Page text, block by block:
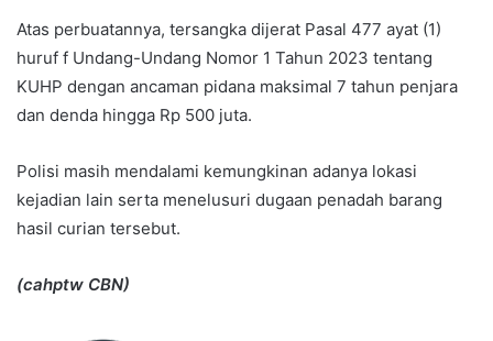
Atas perbuatannya, tersangka dijerat Pasal 477 ayat (1)
huruf f Undang-Undang Nomor 1 Tahun 2023 tentang
KUHP dengan ancaman pidana maksimal 7 tahun penjara
dan denda hingga Rp 500 juta.
Polisi masih mendalami kemungkinan adanya lokasi
kejadian lain serta menelusuri dugaan penadah barang
hasil curian tersebut.
(cahptw CBN)